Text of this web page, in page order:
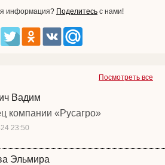
информация? Поделитесь с нами!
Посмотреть все
Вадим
компании «Русагро»
23:50
Эльмира